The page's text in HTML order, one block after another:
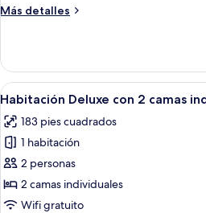
Más detalles
Más
doble
Deluxe
Abrir
todas
las
fotos
de
Habitación
Deluxe
6
Habitación Deluxe con 2 camas
183 pies cuadrados
1 habitación
2 personas
2 camas individuales
Wifi gratuito